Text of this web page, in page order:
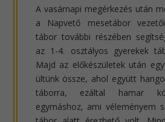
A vasárnapi megérkezés után
a Napvető mesetábor
tábor további részében
az 1-4. osztályos gyerekek
Majd az előkészületek után
ültünk össze, ahol együtt
táborra, ezáltal hamar
egymáshoz, ami véleményem